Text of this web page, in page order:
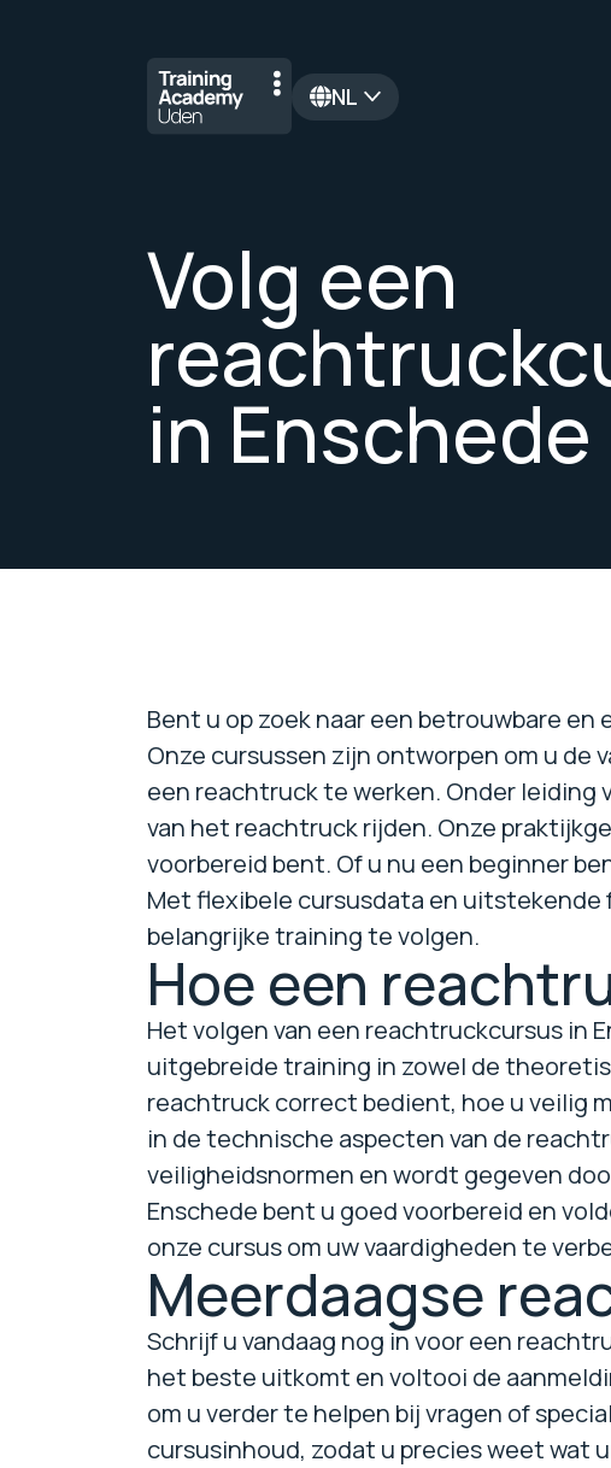
NL
Volg een
in Enschede
Bent u op zoek naar een betrouwbare
Onze cursussen zijn ontworpen om u de
een reachtruck te werken. Onder
van het reachtruck rijden. Onze
voorbereid bent. Of u nu een beginner
Met flexibele cursusdata en
belangrijke training te volgen.
Hoe een
Het volgen van een reachtruckcursus in
uitgebreide training in zowel de
reachtruck correct bedient, hoe u veilig
in de technische aspecten van de
veiligheidsnormen en wordt gegeven
Enschede bent u goed voorbereid en
onze cursus om uw vaardigheden te
Meerdaagse
Schrijf u vandaag nog in voor een
het beste uitkomt en voltooi de
om u verder te helpen bij vragen of
cursusinhoud, zodat u precies weet wat